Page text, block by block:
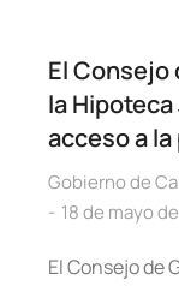
El Consejo
la
acceso a
Gobierno de
18 de mayo
El Consejo de